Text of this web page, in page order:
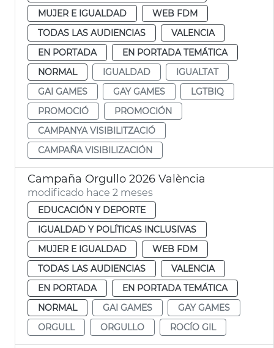
MUJER E IGUALDAD
WEB FDM
TODAS LAS AUDIENCIAS
VALENCIA
EN PORTADA
EN PORTADA TEMÁTICA
NORMAL
IGUALDAD
IGUALTAT
GAI GAMES
GAY GAMES
LGTBIQ
PROMOCIÓ
PROMOCIÓN
CAMPANYA VISIBILITZACIÓ
CAMPAÑA VISIBILIZACIÓN
Campaña Orgullo 2026 València
modificado hace 2 meses
EDUCACIÓN Y DEPORTE
IGUALDAD Y POLÍTICAS INCLUSIVAS
MUJER E IGUALDAD
WEB FDM
TODAS LAS AUDIENCIAS
VALENCIA
EN PORTADA
EN PORTADA TEMÁTICA
NORMAL
GAI GAMES
GAY GAMES
ORGULL
ORGULLO ROCÍO GIL